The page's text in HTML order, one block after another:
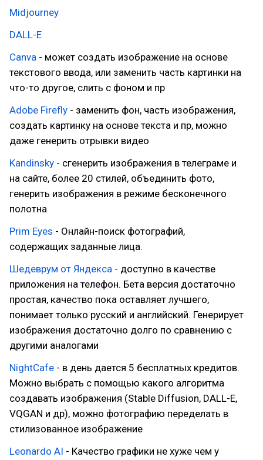
Midjourney
DALL-E
Canva - может создать изображение на основе
текстового ввода, или заменить часть картинки на
что-то другое, слить с фоном и пр
Adobe Firefly - заменить фон, часть изображения,
создать картинку на основе текста и пр, можно
даже генерить отрывки видео
Kandinsky - сгенерить изображения в телеграме и
на сайте, более 20 стилей, объединить фото,
генерить изображения в режиме бесконечного
полотна
Prim Eyes - Онлайн-поиск фотографий,
содержащих заданные лица.
Шедеврум от Яндекса - доступно в качестве
приложения на телефон. Бета версия достаточно
простая, качество пока оставляет лучшего,
понимает только русский и английский. Генерирует
изображения достаточно долго по сравнению с
другими аналогами
NightCafe - в день дается 5 бесплатных кредитов.
Можно выбрать с помощью какого алгоритма
создавать изображения (Stable Diffusion, DALL-E,
VQGAN и др), можно фотографию переделать в
стилизованное изображение
Leonardo AI - Качество графики не хуже чем у